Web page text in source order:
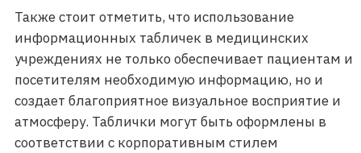
Также стоит отметить, что использование
информационных табличек в медицинских
учреждениях не только обеспечивает пациентам и
посетителям необходимую информацию, но и
создает благоприятное визуальное восприятие и
атмосферу. Таблички могут быть оформлены в
соответствии с корпоративным стилем